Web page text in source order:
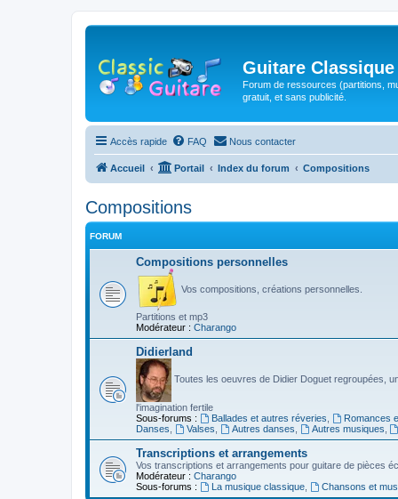
Guitare Classique
Forum de ressources (partitions,
gratuit, et sans publicité.
Accès rapide FAQ Nous contacter
Accueil Portail Index du forum Compositions
Compositions
FORUM
Compositions personnelles
Vos compositions, créations personnelles.
Partitions et mp3
Modérateur : Charango
Didierland
Toutes les oeuvres de Didier Doguet regroupées,
l'imagination fertile
Sous-forums :
Ballades et autres réveries Romances
Danses
Valses Autres danses Autres musiques
Transcriptions et arrangements
Vos transcriptions et arrangements pour guitare de pièces
Modérateur : Charango
Sous-forums :
La musique classique, Chansons et